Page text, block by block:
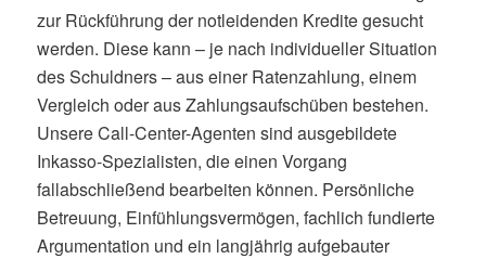
zur Rückführung der notleidenden Kredite gesucht
werden. Diese kann – je nach individueller Situation
des Schuldners – aus einer Ratenzahlung, einem
Vergleich oder aus Zahlungsaufschüben bestehen.
Unsere Call-Center-Agenten sind ausgebildete
Inkasso-Spezialisten, die einen Vorgang
fallabschließend bearbeiten können. Persönliche
Betreuung, Einfühlungsvermögen, fachlich fundierte
Argumentation und ein langjährig aufgebauter